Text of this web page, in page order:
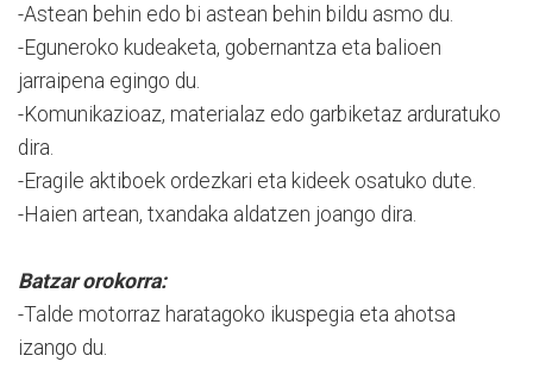
-Astean behin edo bi astean behin bildu asmo du.
-Eguneroko kudeaketa, gobernantza eta balioen
jarraipena egingo du.
-Komunikazioaz, materialaz edo garbiketaz arduratuko
dira.
-Eragile aktiboek ordezkari eta kideek osatuko dute.
-Haien artean, txandaka aldatzen joango dira.
Batzar orokorra:
-Talde motorraz haratagoko ikuspegia eta ahotsa
izango du.